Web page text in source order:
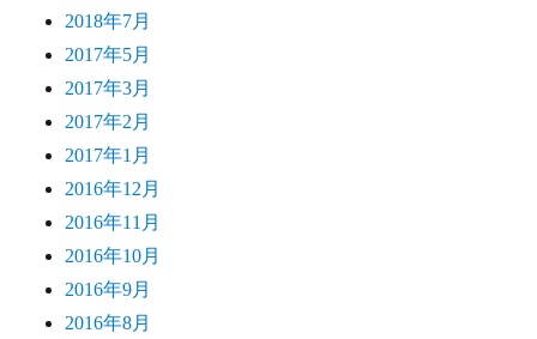
2018年7月
2017年5月
2017年3月
2017年2月
2017年1月
2016年12月
2016年11月
2016年10月
2016年9月
2016年8月